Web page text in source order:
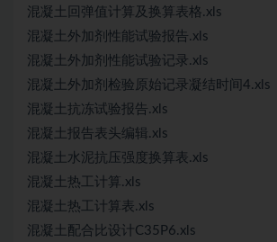
混凝土回弹值计算及换算表格.xls
混凝土外加剂性能试验报告.xls
混凝土外加剂性能试验记录.xls
混凝土外加剂检验原始记录凝结时间4.xls
混凝土抗冻试验报告.xls
混凝土报告表头编辑.xls
混凝土水泥抗压强度换算表.xls
混凝土热工计算.xls
混凝土热工计算表.xls
混凝土配合比设计C35P6.xls